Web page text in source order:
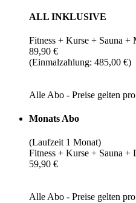
ALL INKLUSIVE
Fitness + Kurse + Sauna
89,90 €
(Einmalzahlung: 485,00 €)
Alle Abo - Preise gelten
Monats Abo
(Laufzeit 1 Monat)
Fitness + Kurse + Sauna +
59,90 €
Alle Abo - Preise gelten